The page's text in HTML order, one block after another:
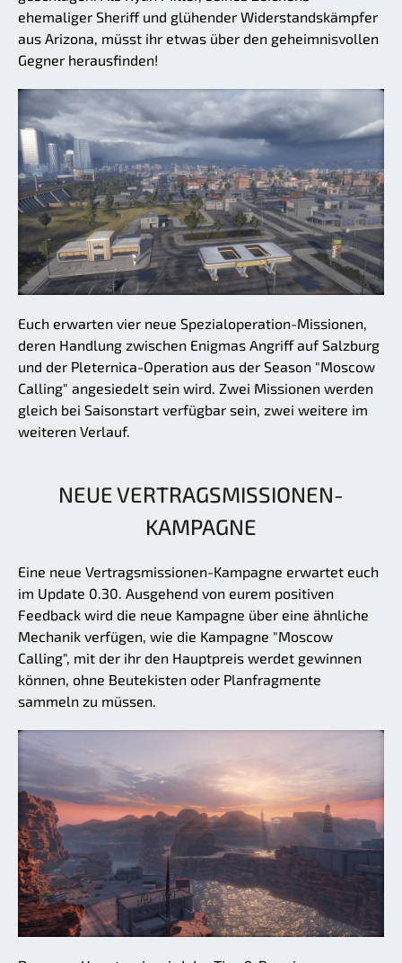
ehemaliger Sheriff und glühender Widerstandskämpfer
aus Arizona, müsst ihr etwas über den geheimnisvollen
Gegner herausfinden!
Euch erwarten vier neue Spezialoperation-Missionen,
deren Handlung zwischen Enigmas Angriff auf Salzburg
und der Pleternica-Operation aus der Season "Moscow
Calling" angesiedelt sein wird. Zwei Missionen werden
gleich bei Saisonstart verfügbar sein, zwei weitere im
weiteren Verlauf.
NEUE VERTRAGSMISSIONEN-
KAMPAGNE
Eine neue Vertragsmissionen-Kampagne erwartet euch
im Update 0.30. Ausgehend von eurem positiven
Feedback wird die neue Kampagne über eine ähnliche
Mechanik verfügen, wie die Kampagne "Moscow
Calling", mit der ihr den Hauptpreis werdet gewinnen
können, ohne Beutekisten oder Planfragmente
sammeln zu müssen.